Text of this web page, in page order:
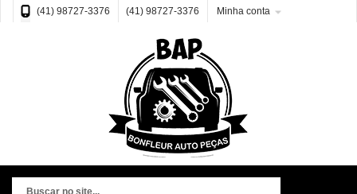
(41) 98727-3376 (41) 98727-3376 Minha conta